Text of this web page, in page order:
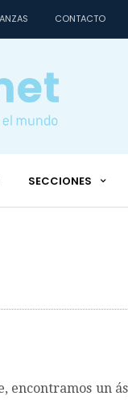
CONTACTO
SECCIONES
encontramos un